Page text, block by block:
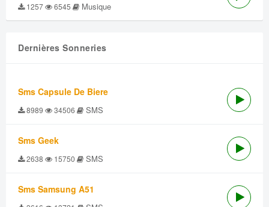
1257 6545 Musique
Dernières Sonneries
Sms Capsule De Biere
8989 34506 SMS
Sms Geek
2638 15750 SMS
Sms Samsung A51